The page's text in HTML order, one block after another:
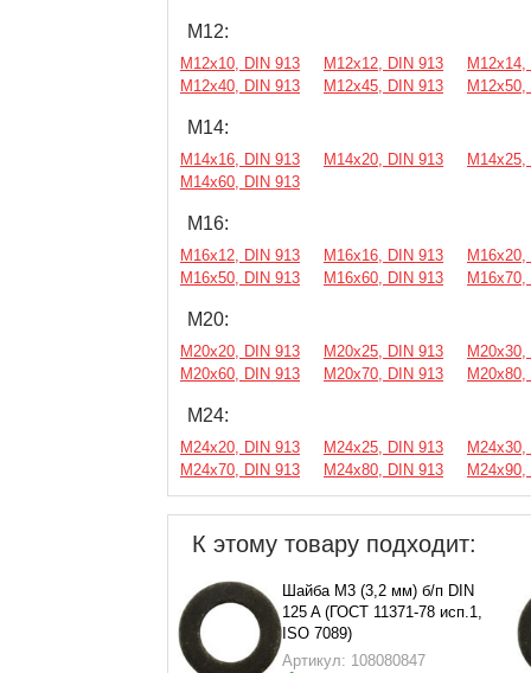
М12:
М12х10, DIN 913 М12х12, DIN 913
М12х14,
М12х40, DIN 913
М12х45, DIN 913 М12х50,
М14:
М14х16, DIN 913 М14х20, DIN 913
М14х25,
М14х60, DIN 913
М16:
М16х12, DIN 913 М16х16, DIN 913
М16х20,
М16х50, DIN 913
М16х60, DIN 913 М16х70,
М20:
М20х20, DIN 913 М20х25, DIN 913
М20х30,
М20х60, DIN 913
М20х70, DIN 913 М20х80,
М24:
М24х20, DIN 913 М24х25, DIN 913
М24х30,
М24х70, DIN 913
М24х80, DIN 913 М24х90,
К этому товару подходит:
Шайба М3 (3,2 мм) б/п DIN
125 A (ГОСТ 11371-78 исп.1,
ISO 7089)
Артикул: 108080847